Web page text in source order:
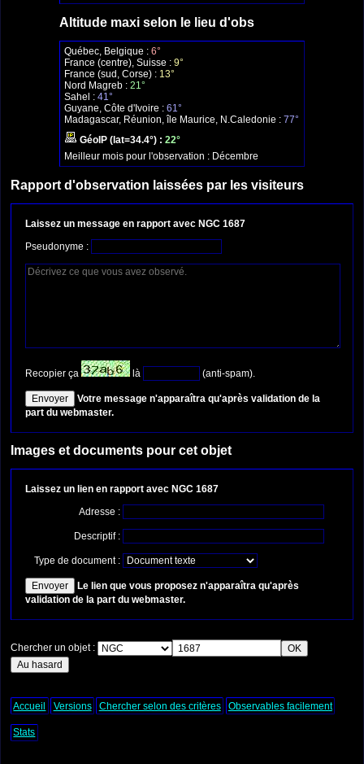
Altitude maxi selon le lieu d'obs
Québec, Belgique : 6°
France (centre), Suisse : 9°
France (sud, Corse) : 13°
Nord Magreb : 21°
Sahel : 41°
Guyane, Côte d'Ivoire : 61°
Madagascar, Réunion, île Maurice, N.Caledonie : 77°
GéoIP (lat=34.4°) : 22°
Meilleur mois pour l'observation : Décembre
Rapport d'observation laissées par les visiteurs
Laissez un message en rapport avec NGC 1687
Pseudonyme :
Recopier ça là (anti-spam).
Votre message n'apparaîtra qu'après validation de la
part du webmaster.
Images et documents pour cet objet
Laissez un lien en rapport avec NGC 1687
Adresse :
Descriptif :
Type de document :
Le lien que vous proposez n'apparaîtra qu'après
validation de la part du webmaster.
Chercher un objet :
Accueil Versions Chercher selon des critères Observables facilement
Stats